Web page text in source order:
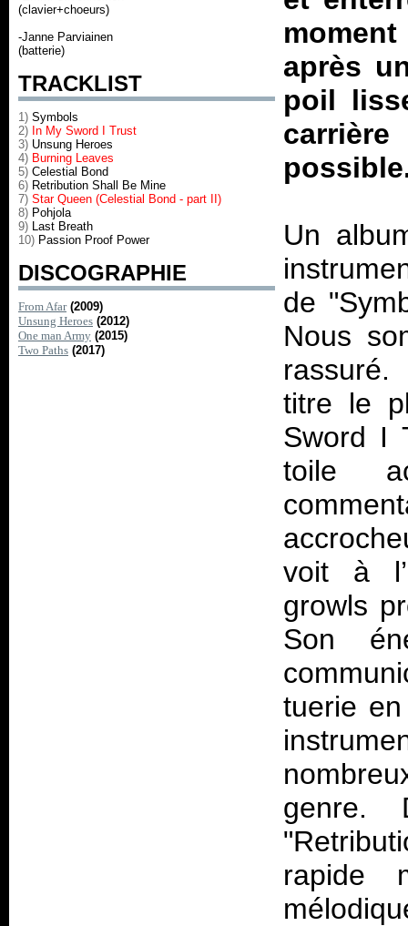
(clavier+choeurs)
-Janne Parviainen
(batterie)
TRACKLIST
1) Symbols
2) In My Sword I Trust
3) Unsung Heroes
4) Burning Leaves
5) Celestial Bond
6) Retribution Shall Be Mine
7) Star Queen (Celestial Bond - part II)
8) Pohjola
9) Last Breath
10) Passion Proof Power
DISCOGRAPHIE
From Afar (2009)
Unsung Heroes (2012)
One man Army (2015)
Two Paths (2017)
après
poil
Un
de
Nous
titre le
Sword I
toile
voit à
growls
Son
tuerie
genre.
rapide